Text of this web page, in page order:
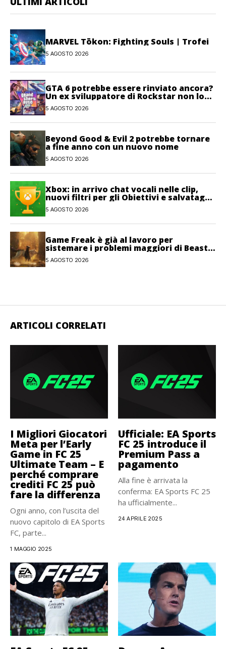
MARVEL Tōkon: Fighting Souls | Trofei
5 AGOSTO 2026
GTA 6 potrebbe essere rinviato ancora?
Un ex sviluppatore di Rockstar non lo
esclude
5 AGOSTO 2026
Beyond Good & Evil 2 potrebbe tornare
a fine anno con un nuovo nome
5 AGOSTO 2026
Xbox: in arrivo chat vocali nelle clip,
nuovi filtri per gli Obiettivi e salvataggi
cloud recuperabili
5 AGOSTO 2026
Game Freak è già al lavoro per
sistemare i problemi maggiori di Beast
of Reincarnation
5 AGOSTO 2026
ARTICOLI CORRELATI
I Migliori Giocatori
Meta per l’Early
Game in FC 25
Ultimate Team – E
perché comprare
crediti FC 25 può
fare la differenza
Ogni anno, con l’uscita del
nuovo capitolo di EA Sports
FC, parte...
1 MAGGIO 2025
Ufficiale: EA Sports
FC 25 introduce il
Premium Pass a
pagamento
Alla fine è arrivata la
conferma: EA Sports FC 25
ha ufficialmente...
24 APRILE 2025